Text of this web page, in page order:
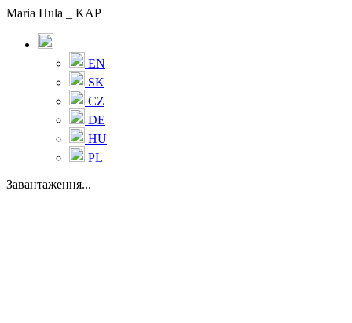
Maria Hula _ KAP
EN
SK
CZ
DE
HU
PL
Завантаження...